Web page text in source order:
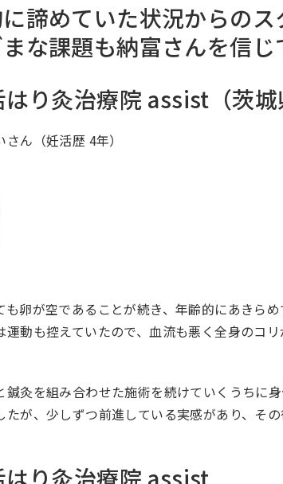
諦めていた状況からのス
な課題も納富さんを信じ
り灸治療院 assist（茨城
ん（妊活歴 4年）
も卵が空であることが続き、年齢的にあきら
運動も控えていたので、血流も悪く全身のコ
鍼灸を組み合わせた施術を続けていくうちに
たが、少しずつ前進している実感があり、そ
り灸治療院 assist